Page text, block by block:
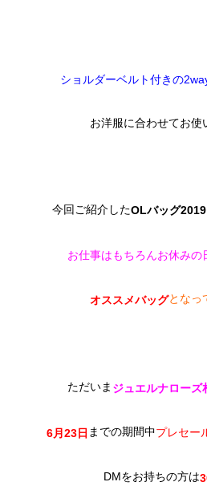
ショルダーベルト付きの
お洋服に合わせてお使
今回ご紹介したOLバッグ2019
お仕事はもちろんお休みの
オススメバッグとなっ
ただいま ジュエルナローズ
6月23日 までの期間中プレセー
DMをお持ちの方は